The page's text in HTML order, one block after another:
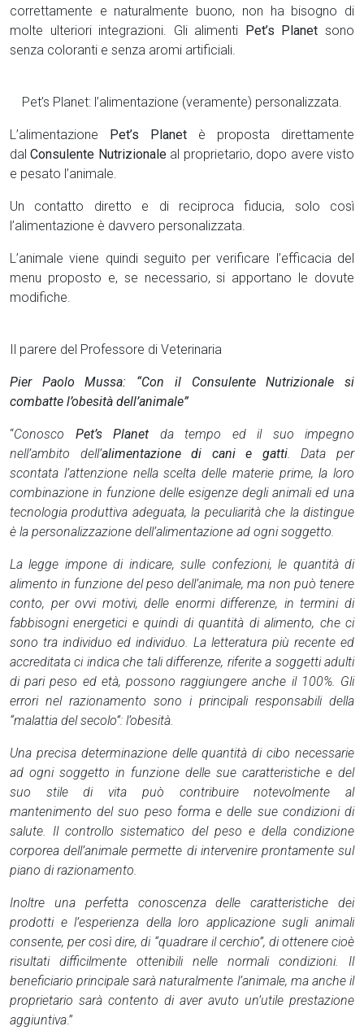
correttamente e naturalmente buono, non ha bisogno di
molte ulteriori integrazioni. Gli alimenti Pet’s Planetsono
senza coloranti e senza aromi artificiali.
Pet’s Planet: l’alimentazione (veramente) personalizzata.
L’alimentazione Pet’s Planet è proposta direttamente
dalConsulente Nutrizionale al proprietario, dopo avere visto
e pesato l’animale.
Un contatto diretto e di reciproca fiducia, solo così
l’alimentazione è davvero personalizzata.
L’animale viene quindi seguito per verificare l’efficacia del
menu proposto e, se necessario, si apportano le dovute
modifiche.
Il parere del Professore di Veterinaria
Pier Paolo Mussa: “Con il Consulente Nutrizionale si
combatte l’obesità dell’animale”
“Conosco Pet’s Planet da tempo ed il suo impegno
nell’ambito dell’alimentazione di cani e gatti. Data per
scontata l’attenzione nella scelta delle materie prime, la loro
combinazione in funzione delle esigenze degli animali ed una
tecnologia produttiva adeguata, la peculiarità che la distingue
è la personalizzazione dell’alimentazione ad ogni soggetto.
La legge impone di indicare, sulle confezioni, le quantità di
alimento in funzione del peso dell’animale, ma non può tenere
conto, per ovvi motivi, delle enormi differenze, in termini di
fabbisogni energetici e quindi di quantità di alimento, che ci
sono tra individuo ed individuo. La letteratura più recente ed
accreditata ci indica che tali differenze, riferite a soggetti adulti
di pari peso ed età, possono raggiungere anche il 100%. Gli
errori nel razionamento sono i principali responsabili della
“malattia del secolo”: l’obesità.
Una precisa determinazione delle quantità di cibo necessarie
ad ogni soggetto in funzione delle sue caratteristiche e del
suo stile di vita può contribuire notevolmente al
mantenimento del suo peso forma e delle sue condizioni di
salute. Il controllo sistematico del peso e della condizione
corporea dell’animale permette di intervenire prontamente sul
piano di razionamento.
Inoltre una perfetta conoscenza delle caratteristiche dei
prodotti e l’esperienza della loro applicazione sugli animali
consente, per così dire, di “quadrare il cerchio”, di ottenere cioè
risultati difficilmente ottenibili nelle normali condizioni. Il
beneficiario principale sarà naturalmente l’animale, ma anche il
proprietario sarà contento di aver avuto un’utile prestazione
aggiuntiva.”